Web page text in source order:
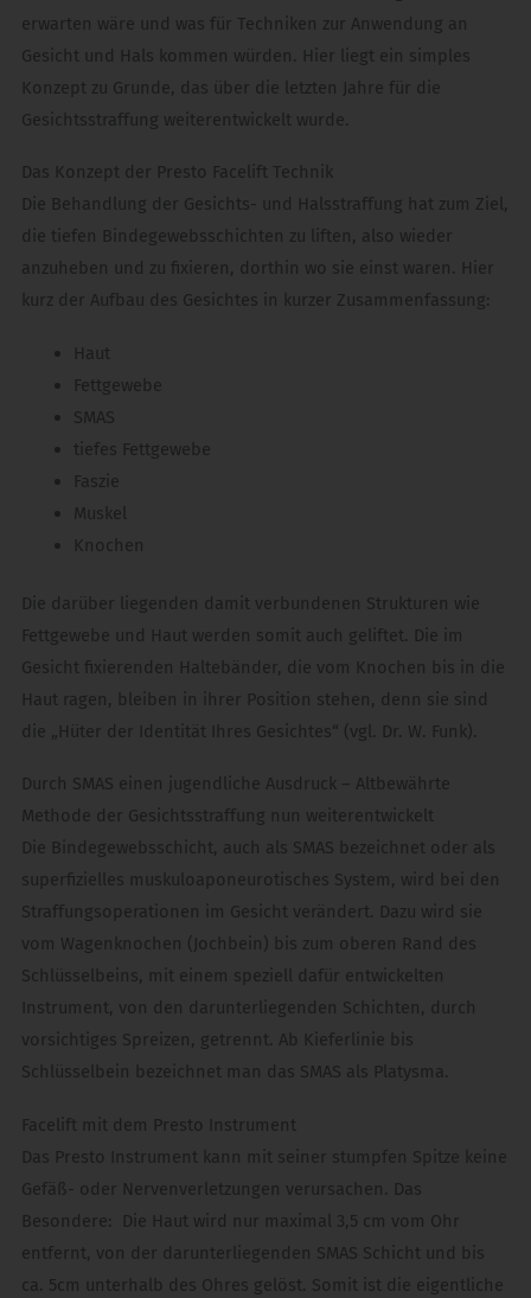
erwarten wäre und was für Techniken zur Anwendung an
Gesicht und Hals kommen würden. Hier liegt ein simples
Konzept zu Grunde, das über die letzten Jahre für die
Gesichtsstraffung weiterentwickelt wurde.
Das Konzept der Presto Facelift Technik
Die Behandlung der Gesichts- und Halsstraffung hat zum Ziel,
die tiefen Bindegewebsschichten zu liften, also wieder
anzuheben und zu fixieren, dorthin wo sie einst waren. Hier
kurz der Aufbau des Gesichtes in kurzer Zusammenfassung:
Haut
Fettgewebe
SMAS
tiefes Fettgewebe
Faszie
Muskel
Knochen
Die darüber liegenden damit verbundenen Strukturen wie
Fettgewebe und Haut werden somit auch geliftet. Die im
Gesicht fixierenden Haltebänder, die vom Knochen bis in die
Haut ragen, bleiben in ihrer Position stehen, denn sie sind
die „Hüter der Identität Ihres Gesichtes“ (vgl. Dr. W. Funk).
Durch SMAS einen jugendliche Ausdruck – Altbewährte
Methode der Gesichtsstraffung nun weiterentwickelt
Die Bindegewebsschicht, auch als SMAS bezeichnet oder als
superfizielles muskuloaponeurotisches System, wird bei den
Straffungsoperationen im Gesicht verändert. Dazu wird sie
vom Wagenknochen (Jochbein) bis zum oberen Rand des
Schlüsselbeins, mit einem speziell dafür entwickelten
Instrument, von den darunterliegenden Schichten, durch
vorsichtiges Spreizen, getrennt. Ab Kieferlinie bis
Schlüsselbein bezeichnet man das SMAS als Platysma.
Facelift mit dem Presto Instrument
Das Presto Instrument kann mit seiner stumpfen Spitze keine
Gefäß- oder Nervenverletzungen verursachen. Das
Besondere: Die Haut wird nur maximal 3,5 cm vom Ohr
entfernt, von der darunterliegenden SMAS Schicht und bis
ca. 5cm unterhalb des Ohres gelöst. Somit ist die eigentliche